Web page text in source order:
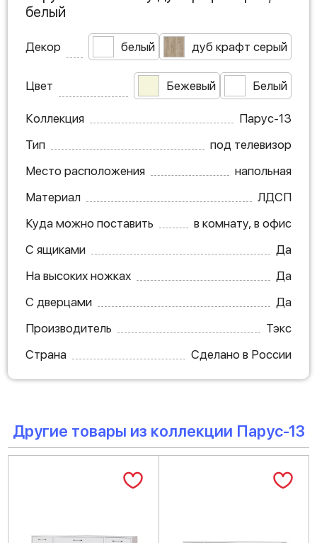
белый
Декор белый дуб крафт серый
Цвет Бежевый Белый
Коллекция
Парус-13
Тип
под телевизор
Место расположения
напольная
Материал
ЛДСП
Куда можно поставить
в комнату, в офис
С ящиками
Да
На высоких ножках
Да
С дверцами
Да
Производитель
Тэкс
Страна
Сделано в России
Другие товары из коллекции Парус-13